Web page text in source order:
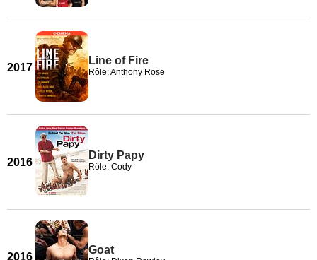
2017
Line of Fire
Rôle: Anthony Rose
2016
Dirty Papy
Rôle: Cody
2016
Goat